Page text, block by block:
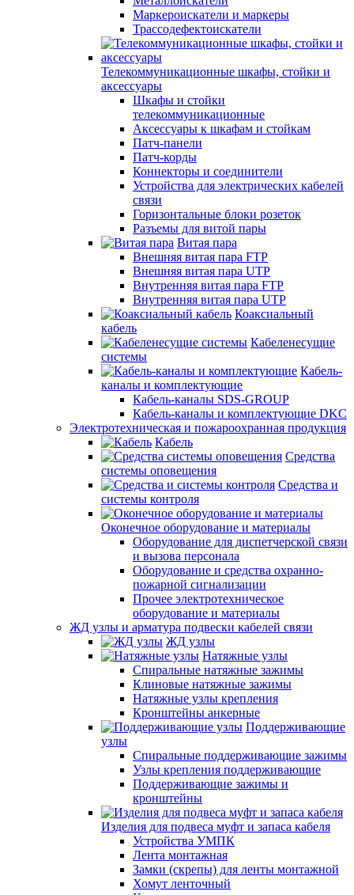
Маркероискатели и маркеры
Трассодефектоискатели
Телекоммуникационные шкафы, стойки и
аксессуары
Шкафы и стойки
телекоммуникационные
Аксессуары к шкафам и стойкам
Патч-панели
Патч-корды
Коннекторы и соединители
Устройства для электрических кабелей
связи
Горизонтальные блоки розеток
Разъемы для витой пары
Витая пара
Внешняя витая пара FTP
Внешняя витая пара UTP
Внутренняя витая пара FTP
Внутренняя витая пара UTP
Коаксиальный
кабель
Кабеленесущие
системы
Кабель-
каналы и комплектующие
Кабель-каналы SDS-GROUP
Кабель-каналы и комплектующие DKC
Электротехническая и пожароохранная продукция
Кабель
Средства
системы оповещения
Средства и
системы контроля
Оконечное оборудование и материалы
Оборудование для диспетчерской связи
и вызова персонала
Оборудование и средства охранно-
пожарной сигнализации
Прочее электротехническое
оборудование и материалы
ЖД узлы и арматура подвески кабелей связи
ЖД узлы
Натяжные узлы
Спиральные натяжные зажимы
Клиновые натяжные зажимы
Натяжные узлы крепления
Кронштейны анкерные
Поддерживающие
узлы
Спиральные поддерживающие зажимы
Узлы крепления поддерживающие
Поддерживающие зажимы и
кронштейны
Изделия для подвеса муфт и запаса кабеля
Устройства УМПК
Лента монтажная
Замки (скрепы) для ленты монтажной
Хомут ленточный